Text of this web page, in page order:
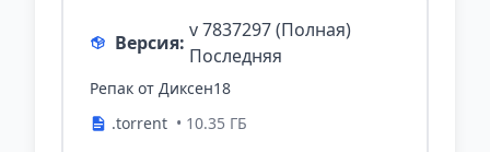
Версия:
v 7837297 (Полная)
Последняя
Репак от Диксен18
.torrent • 10.35 ГБ